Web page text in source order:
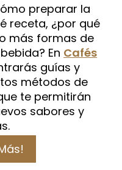
preparar la
receta, ¿por qué
más formas de
En Cafés
guías y
métodos de
te permitirán
sabores y